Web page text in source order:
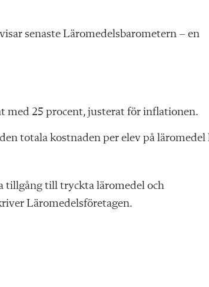
senaste Läromedelsbarometern – en
med 25 procent, justerat för inflationen.
totala kostnaden per elev på läromedel
tillgång till tryckta läromedel och
Läromedelsföretagen.